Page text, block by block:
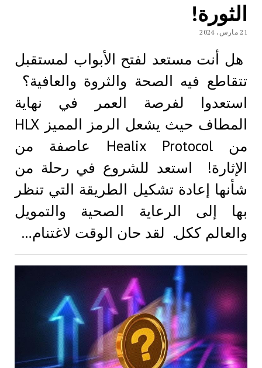
الثورة!
21 مارس، 2024
هل أنت مستعد لفتح الأبواب لمستقبل
تتقاطع فيه الصحة والثروة والعافية؟
استعدوا لفرصة العمر في نهاية
المطاف حيث يشعل الرمز المميز HLX
من Healix Protocol عاصفة من
الإثارة! استعد للشروع في رحلة من
شأنها إعادة تشكيل الطريقة التي تنظر
بها إلى الرعاية الصحية والتمويل
والعالم ككل. لقد حان الوقت لاغتنام…